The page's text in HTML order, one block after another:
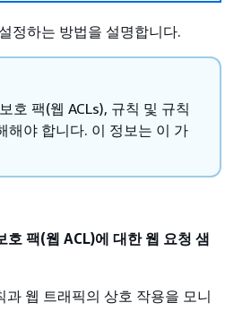
정하는 방법을 설명합니다.
호 팩(웹 ACLs), 규칙 및 규칙
해야 합니다. 이 정보는 이 가
팩(웹 ACL)에 대한 웹 요청 샘
과 웹 트래픽의 상호 작용을 모니